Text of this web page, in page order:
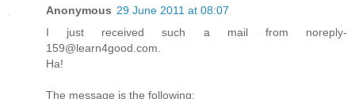
Anonymous 29 June 2011 at 08:07
I just received such a mail from noreply-
159@learn4good.com.
Ha!
The message is the following: